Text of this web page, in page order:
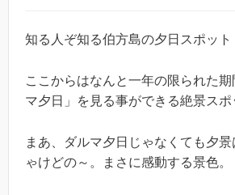
知る人ぞ知る伯方島の夕日スポット
ここからはなんと一年の限られた
マ夕日」を見る事ができる絶景スポ
まあ、ダルマ夕日じゃなくても夕
ゃけどの～。まさに感動する景色。